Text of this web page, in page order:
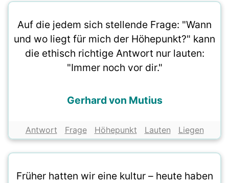
Auf die jedem sich stellende Frage: "Wann
und wo liegt für mich der Höhepunkt?" kann
die ethisch richtige Antwort nur lauten:
"Immer noch vor dir."
Gerhard von Mutius
Antwort Frage Höhepunkt Lauten Liegen
Früher hatten wir eine kultur – heute haben